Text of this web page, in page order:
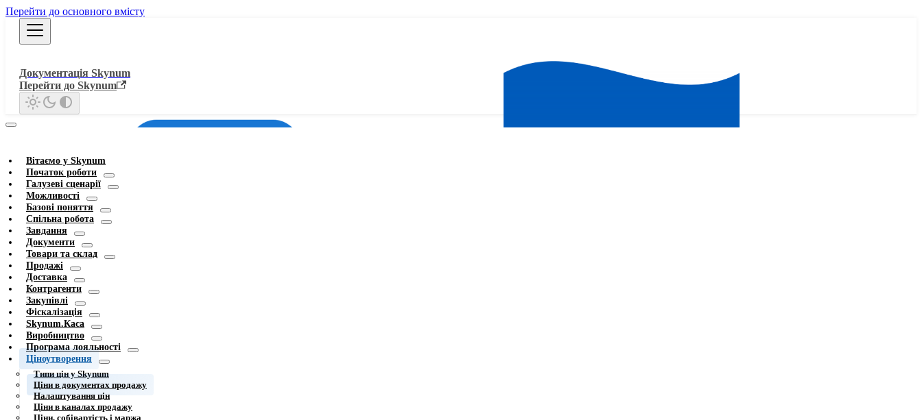
Перейти до основного вмісту
Документація Skynum
Перейти до Skynum
Вітаємо у Skynum
Початок роботи
Галузеві сценарії
Можливості
Базові поняття
Спільна робота
Завдання
Документи
Товари та склад
Продажі
Доставка
Контрагенти
Закупівлі
Фіскалізація
Skynum.Каса
Виробництво
Програма лояльності
Ціноутворення
Типи цін у Skynum
Ціни в документах продажу
Налаштування цін
Ціни в каналах продажу
Ціни, собівартість і маржа